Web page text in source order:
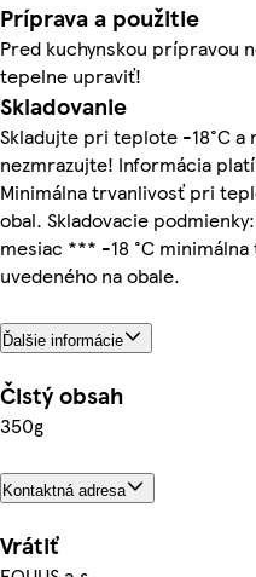
Príprava a použitie
Pred kuchynskou prípravou
tepelne upraviť!
Skladovanie
Skladujte pri teplote -18°C a
nezmrazujte! Informácia
Minimálna trvanlivosť pri
obal. Skladovacie
mesiac *** -18 °C
uvedeného na obale.
Ďalšie informácie
Čistý obsah
350g
Kontaktná adresa
Vrátiť